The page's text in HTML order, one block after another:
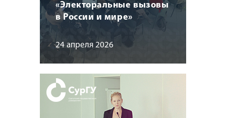
«Электоральные вызовы
в России и мире»
24 апреля 2026